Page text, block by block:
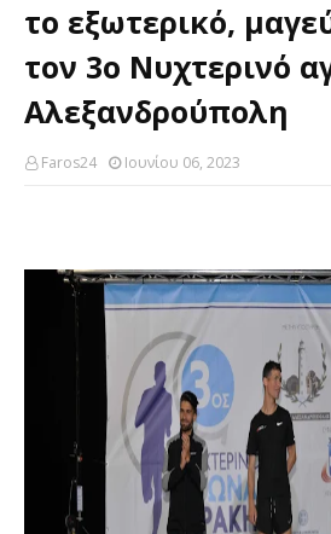
το εξωτερικό,
τον 3ο Νυχτερινό
Αλεξανδρούπολη
Faros24 Ιουνίου 06, 2023